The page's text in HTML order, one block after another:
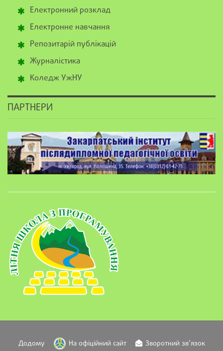
Електронний розклад
Електронне навчання
Репозитарій публікацій
Журналістика
Коледж УжНУ
ПАРТНЕРИ
Додому На офіційний сайт Зворотний зв’язок